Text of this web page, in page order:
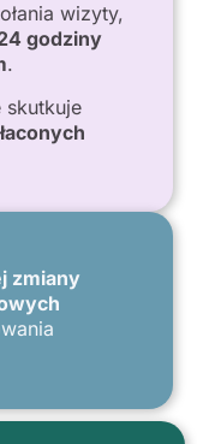
wizyty,
godziny
.
skutkuje
zmiany